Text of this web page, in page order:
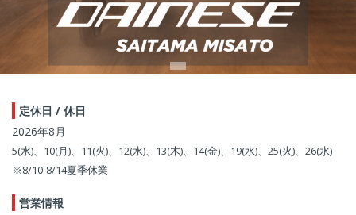
定休日 / 休日
2026年8月
5(水)、10(月)、11(火)、12(水)、13(木)、14(金)、19(水)、25(火)、26(水)
※8/10-8/14夏季休業
営業情報